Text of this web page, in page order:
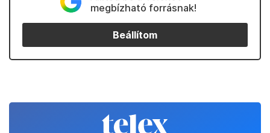
megbízható forrásnak!
Beállítom